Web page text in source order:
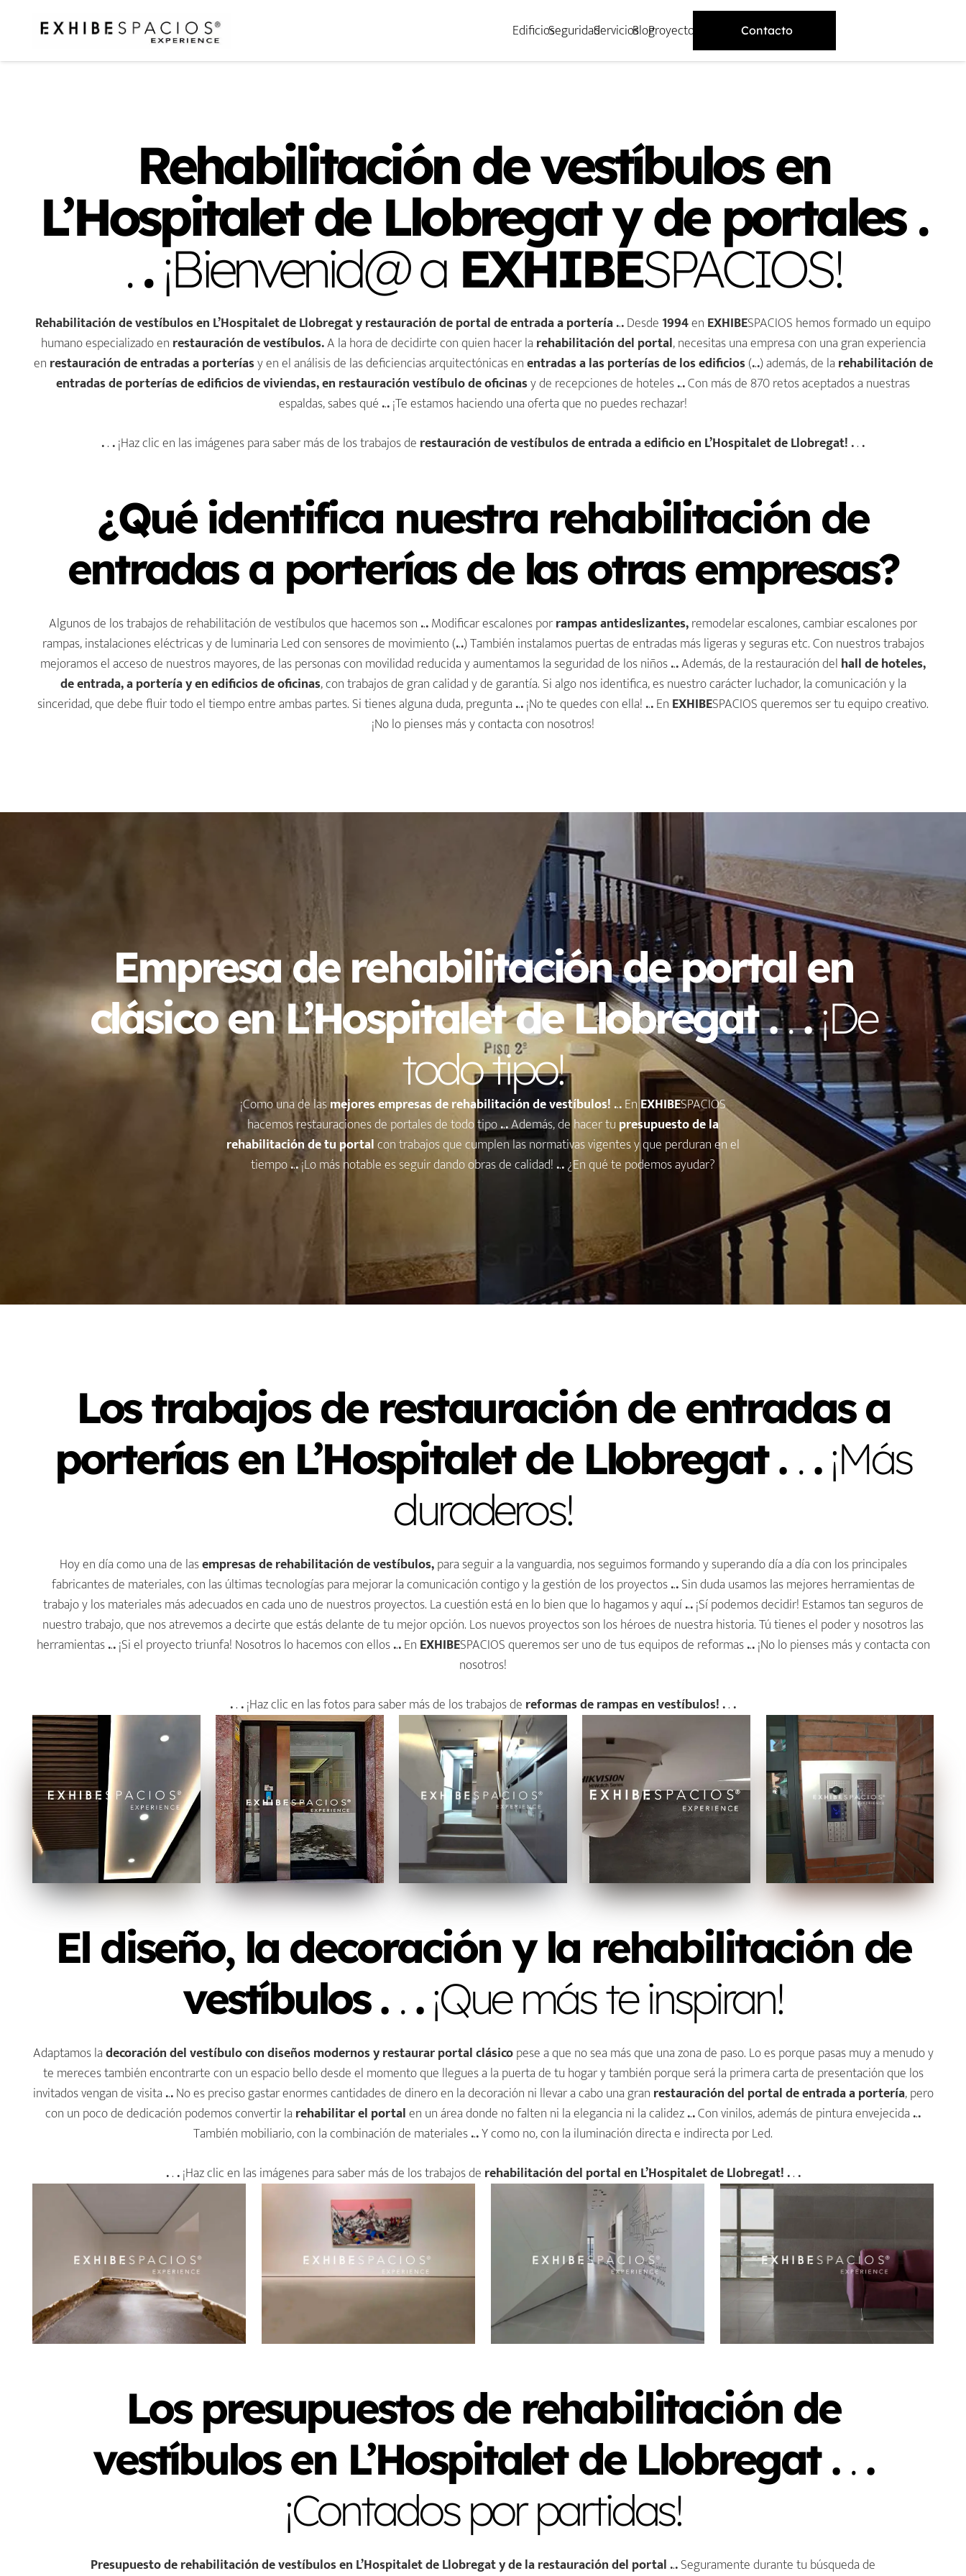
EdificiosSeguridadServiciosBlogProyectos Contacto
Rehabilitación de vestíbulos en
L’Hospitalet de Llobregat y de portales .
..¡Bienvenid@ aEXHIBESPACIOS!
Rehabilitación de vestíbulos en L’Hospitalet de Llobregat y restauración de portal de entrada a portería ...Desde 1994en EXHIBESPACIOS hemos formado un equipo
humano especializado en restauración de vestíbulos.A la hora de decidirte con quien hacer la rehabilitación del portal, necesitas una empresa con una gran experiencia
en restauración de entradas a porteríasy en el análisis de las deficiencias arquitectónicas enentradas a las porterías de los edificios(...) además, de la rehabilitación de
entradas de porterías de edificios de viviendas, en restauración vestíbulo de oficinasy de recepciones de hoteles...Con más de 870 retos aceptados a nuestras
espaldas, sabes qué ...¡Te estamos haciendo una oferta que no puedes rechazar!
.. .¡Haz clic en las imágenes para saber más de los trabajos de restauración de vestíbulos de entrada a edificio en L’Hospitalet de Llobregat! .. .
¿Qué identifica nuestra rehabilitación de
entradas a porterías de las otras empresas?
Algunos de los trabajos de rehabilitación de vestíbulos que hacemos son ...Modificar escalones porrampas antideslizantes,remodelar escalones, cambiar escalones por
rampas, instalaciones eléctricas y de luminaria Led con sensores de movimiento (...) También instalamos puertas de entradas más ligeras y seguras etc. Con nuestros trabajos
mejoramos el acceso de nuestros mayores, de las personas con movilidad reducida y aumentamos la seguridad de los niños...Además, de la restauración del hall de hoteles,
de entrada, a porteríay en edificios de oficinas, con trabajos de gran calidad y de garantía. Si algo nos identifica, es nuestro carácter luchador, la comunicación y la
sinceridad, que debe fluir todo el tiempo entre ambas partes. Si tienes alguna duda, pregunta ...¡No te quedes con ella! ...En EXHIBESPACIOS queremos ser tu equipo creativo.
¡No lo pienses más y contacta con nosotros!
Empresa de rehabilitación de portal en
clásico en L’Hospitalet de Llobregat ...¡De
todo tipo!
¡Como una de lasmejoresempresas de rehabilitación de vestíbulos! ...EnEXHIBESPACIOS
hacemos restauraciones de portales de todo tipo...Además, de hacer tu presupuesto de la
rehabilitación de tu portalcon trabajos que cumplen las normativas vigentes y que perduran en el
tiempo...¡Lo más notable es seguir dando obras de calidad!...¿En qué te podemos ayudar?
Los trabajos de restauración de entradas a
porterías en L’Hospitalet de Llobregat . . .¡Más
duraderos!
Hoy en día como una de lasempresas de rehabilitación de vestíbulos,para seguir a la vanguardia, nos seguimos formando y superando día a día con los principales
fabricantes de materiales, con las últimas tecnologías para mejorar la comunicación contigo y la gestión de los proyectos...Sin duda usamos las mejores herramientas de
trabajo y los materiales más adecuados en cada uno de nuestros proyectos. La cuestión está en lo bien que lo hagamos y aquí...¡Sí podemos decidir! Estamos tan seguros de
nuestro trabajo, que nos atrevemos a decirte que estás delante de tu mejor opción. Los nuevos proyectos son los héroes de nuestra historia. Tú tienes el poder y nosotros las
herramientas...¡Si el proyecto triunfa! Nosotros lo hacemos con ellos...En EXHIBESPACIOS queremos ser uno de tus equipos de reformas...¡No lo pienses más y contacta con
nosotros!
.. .¡Haz clic en las fotos para saber más de los trabajos de reformas de rampas en vestíbulos! .. .
El diseño, la decoración y la rehabilitación de
vestíbulos . . .¡Que más te inspiran!
Adaptamos ladecoración del vestíbulocon diseños modernosyrestaurar portal clásicopese a que no sea más que una zona de paso. Lo es porque pasas muy a menudo y
te mereces también encontrarte con un espacio bello desde el momento que llegues a la puerta de tu hogar y también porque será la primera carta de presentación que los
invitados vengan de visita ...No es preciso gastar enormes cantidades de dinero en la decoración ni llevar a cabo una gran restauración del portal de entrada a portería, pero
con un poco de dedicación podemos convertir la rehabilitar el portalen un área donde no falten ni la elegancia ni la calidez...Con vinilos, además de pintura envejecida ...
También mobiliario, con la combinación de materiales...Y como no, con la iluminación directa e indirecta por Led.
.. .¡Haz clic en las imágenes para saber más de los trabajos de rehabilitación del portal en L’Hospitalet de Llobregat! .. .
Los presupuestos de rehabilitación de
vestíbulos en L’Hospitalet de Llobregat. . .
¡Contados por partidas!
Presupuesto de rehabilitación de vestíbulos en L’Hospitalet de Llobregat y de la restauración del portal ...Seguramente durante tu búsqueda de